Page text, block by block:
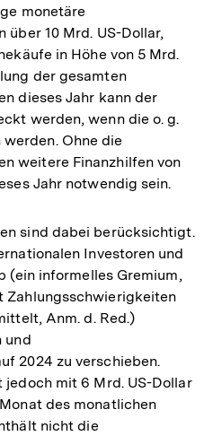
monetäre
über 10 Mrd. US-Dollar,
in Höhe von 5 Mrd.
der gesamten
dieses Jahr kann der
werden, wenn die o. g.
Ohne die
weitere Finanzhilfen von
Jahr notwendig sein.
sind dabei berücksichtigt.
Investoren und
(ein informelles Gremium,
Zahlungsschwierigkeiten
Anm. d. Red.)
und
2024 zu verschieben.
mit 6 Mrd. US-Dollar
des monatlichen
nicht die